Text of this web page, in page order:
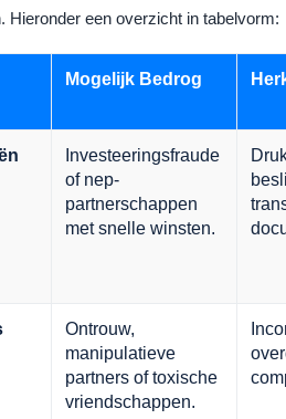
Hieronder een overzicht in tabelvorm:
Mogelijk Bedrog
Investeeringsfraude
of nep-
partnerschappen
met snelle winsten.
Ontrouw,
manipulatieve
partners of toxische
vriendschappen.